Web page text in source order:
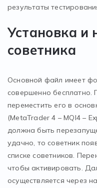
результаты
Установка и
советника
Основной файл имеет
совершенно бесплатно.
переместить его в
(MetaTrader 4 – MQl4 –
должна быть
удачно, то советник
списке советников.
чтобы активировать.
осуществляется через